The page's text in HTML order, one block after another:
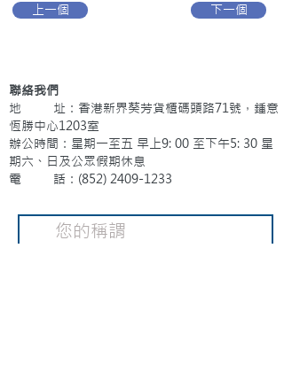
上一個 下一個
聯絡我們
地 址：香港新界葵芳貨櫃碼頭路71號，鍾意
恆勝中心1203室
辦公時間：星期一至五 早上9: 00 至下午5: 30 星
期六、日及公眾假期休息
電 話：(852) 2409-1233